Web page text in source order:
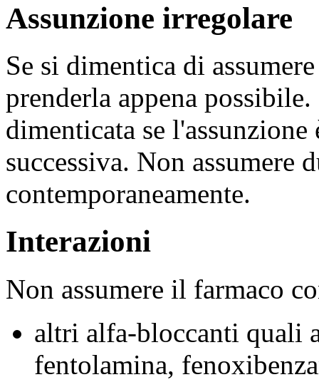
Assunzione irregolare
Se si dimentica di
prenderla appena
dimenticata se
successiva. Non assumere
contemporaneamente.
Interazioni
Non assumere il farmaco
altri alfa-bloccanti quali
fentolamina,